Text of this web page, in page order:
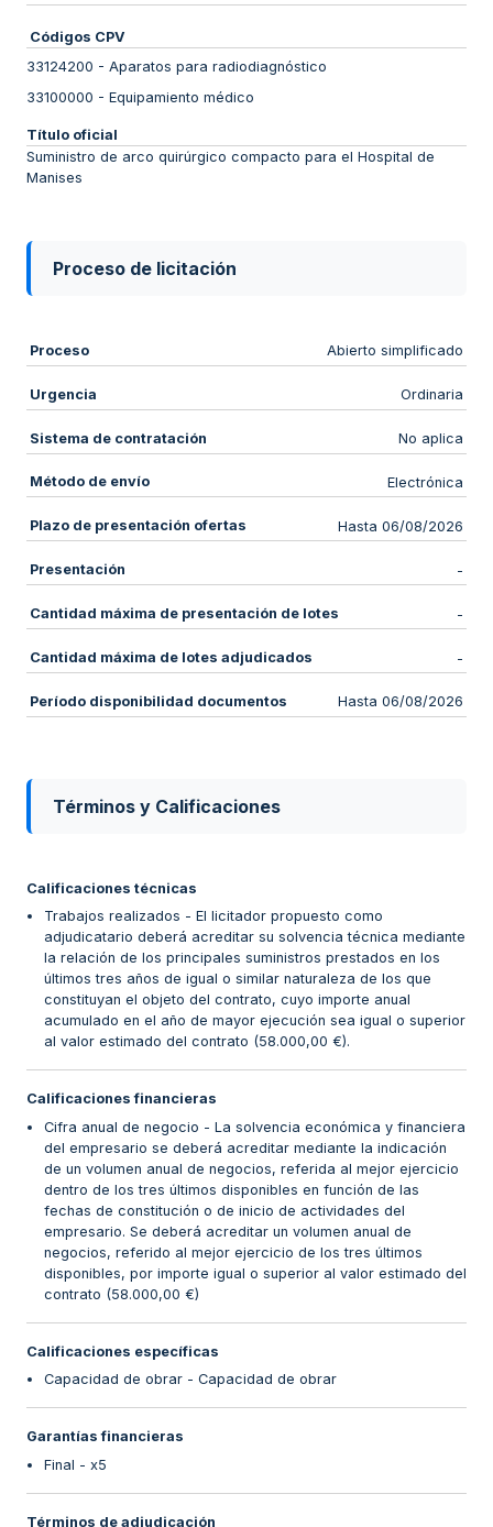
Códigos CPV
33124200 - Aparatos para radiodiagnóstico
33100000 - Equipamiento médico
Título oficial
Suministro de arco quirúrgico compacto para el Hospital de
Manises
Proceso de licitación
Proceso Abierto simplificado
Urgencia Ordinaria
Sistema de contratación No aplica
Método de envío Electrónica
Plazo de presentación ofertas Hasta 06/08/2026
Presentación -
Cantidad máxima de presentación de lotes -
Cantidad máxima de lotes adjudicados -
Período disponibilidad documentos Hasta 06/08/2026
Términos y Calificaciones
Calificaciones técnicas
Trabajos realizados - El licitador propuesto como
adjudicatario deberá acreditar su solvencia técnica mediante
la relación de los principales suministros prestados en los
últimos tres años de igual o similar naturaleza de los que
constituyan el objeto del contrato, cuyo importe anual
acumulado en el año de mayor ejecución sea igual o superior
al valor estimado del contrato (58.000,00 €).
Calificaciones financieras
Cifra anual de negocio - La solvencia económica y financiera
del empresario se deberá acreditar mediante la indicación
de un volumen anual de negocios, referida al mejor ejercicio
dentro de los tres últimos disponibles en función de las
fechas de constitución o de inicio de actividades del
empresario. Se deberá acreditar un volumen anual de
negocios, referido al mejor ejercicio de los tres últimos
disponibles, por importe igual o superior al valor estimado del
contrato (58.000,00 €)
Calificaciones específicas
Capacidad de obrar - Capacidad de obrar
Garantías financieras
Final - x5
Términos de adjudicación